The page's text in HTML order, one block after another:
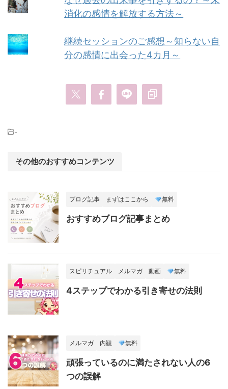
消化の感情を解放する方法～
継続セッションのご感想～知らない自
分の感情に出会った4カ月～
-
その他のおすすめコンテンツ
ブログ記事 まずはここから 無料
おすすめブログ記事まとめ
スピリチュアル メルマガ 動画 無料
4ステップでわかる引き寄せの法則
メルマガ 内観 無料
頑張っているのに満たされない人の6
つの誤解